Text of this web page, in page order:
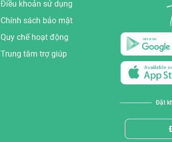
Điều khoản sử dụng
Chính sách bảo mật
Quy chế hoạt động
Trung tâm trợ giúp
Đặt